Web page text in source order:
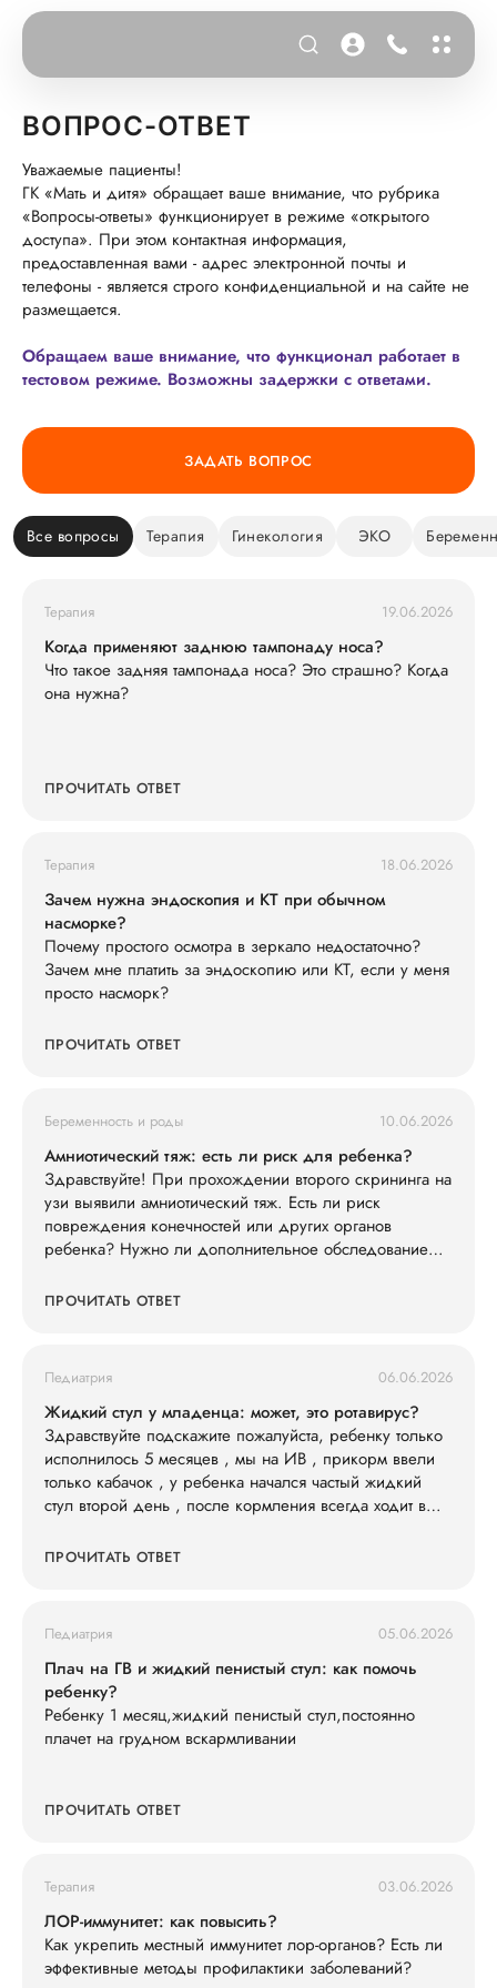
ВОПРОС-ОТВЕТ
Уважаемые пациенты!
ГК «Мать и дитя» обращает ваше внимание, что рубрика
«Вопросы-ответы» функционирует в режиме «открытого
доступа». При этом контактная информация,
предоставленная вами - адрес электронной почты и
телефоны - является строго конфиденциальной и на сайте не
размещается.
Обращаем ваше внимание, что функционал работает в
тестовом режиме. Возможны задержки с ответами.
ЗАДАТЬ ВОПРОС
Все вопросы Терапия Гинекология ЭКО
Терапия 19.06.2026
Когда применяют заднюю тампонаду носа?
Что такое задняя тампонада носа? Это страшно? Когда
она нужна?
ПРОЧИТАТЬ ОТВЕТ
Терапия 18.06.2026
Зачем нужна эндоскопия и КТ при обычном
насморке?
Почему простого осмотра в зеркало недостаточно?
Зачем мне платить за эндоскопию или КТ, если у меня
просто насморк?
ПРОЧИТАТЬ ОТВЕТ
Беременность и роды 10.06.2026
Амниотический тяж: есть ли риск для ребенка?
Здравствуйте! При прохождении второго скрининга на
узи выявили амниотический тяж. Есть ли риск
повреждения конечностей или других органов
ребенка? Нужно ли дополнительное обследование
ПРОЧИТАТЬ ОТВЕТ
Педиатрия 06.06.2026
Жидкий стул у младенца: может, это ротавирус?
Здравствуйте подскажите пожалуйста, ребенку только
исполнилось 5 месяцев , мы на ИВ , прикорм ввели
только кабачок , у ребенка начался частый жидкий
стул второй день , после кормления всегда ходит в
и кушать не простит , раньше кричал просил спустя 3-
быть ротовирус у младшего , и как его лечить .
Анализы сдавали , кровь хорошая сказали только
гемоглобин понижен , подскажите что делать ?
ПРОЧИТАТЬ ОТВЕТ
Педиатрия 05.06.2026
Плач на ГВ и жидкий пенистый стул: как помочь
ребенку?
Ребенку 1 месяц,жидкий пенистый стул,постоянно
плачет на грудном вскармливании
ПРОЧИТАТЬ ОТВЕТ
Терапия 03.06.2026
ЛОР-иммунитет: как повысить?
Как укрепить местный иммунитет лор-органов? Есть ли
эффективные методы профилактики заболеваний?